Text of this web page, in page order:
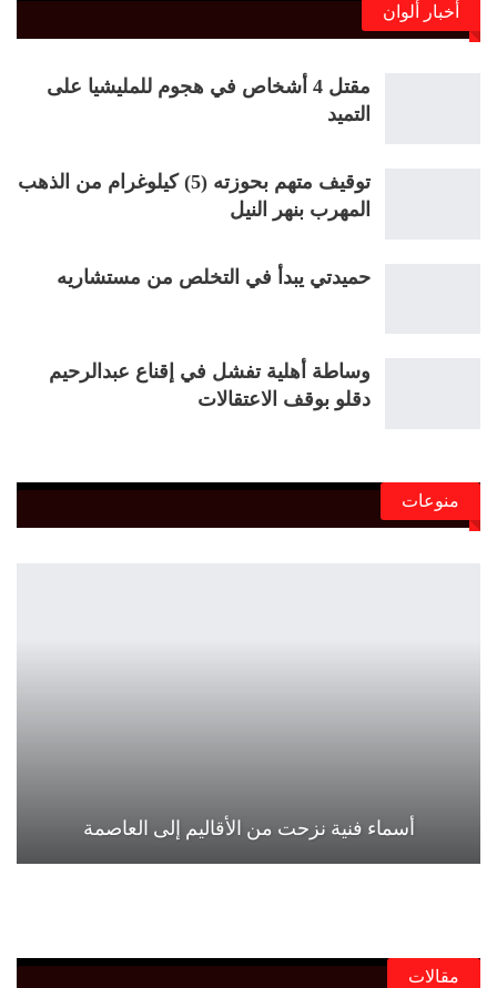
أخبار ألوان
مقتل 4 أشخاص في هجوم للمليشيا على
التميد
توقيف متهم بحوزته (5) كيلوغرام من الذهب
المهرب بنهر النيل
حميدتي يبدأ في التخلص من مستشاريه
وساطة أهلية تفشل في إقناع عبدالرحيم
دقلو بوقف الاعتقالات
منوعات
أسماء فنية نزحت من الأقاليم إلى العاصمة
مقالات